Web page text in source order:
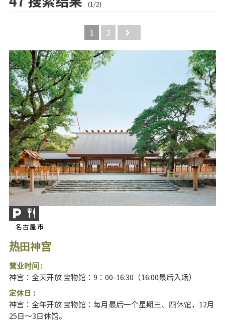
(1/2)
1 2
名古屋市
热田神宫
营业时间 :
神宫：全天开放 宝物馆：9：00-16:30（16:00最后入场）
定休日 :
神宫：全年开放 宝物馆：每月最后一个星期三、四休馆，12月
25日～3日休馆。